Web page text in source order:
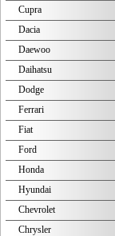
Cupra
Dacia
Daewoo
Daihatsu
Dodge
Ferrari
Fiat
Ford
Honda
Hyundai
Chevrolet
Chrysler